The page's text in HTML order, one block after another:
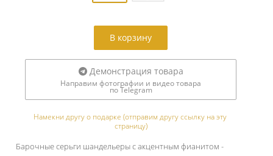
В корзину
Демонстрация товара
Направим фотографии и видео товара
по Telegram
Намекни другу о подарке (отправим другу ссылку на эту
страницу)
Барочные серьги шандельеры с акцентным фианитом -